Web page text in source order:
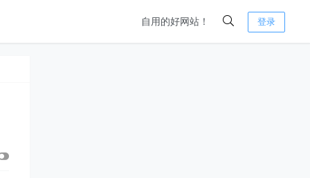
自用的好网站！ 登录